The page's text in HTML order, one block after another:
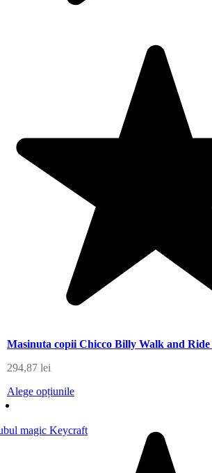
Masinuta copii Chicco Billy Walk and Ride
294,87 lei
Alege opțiunile